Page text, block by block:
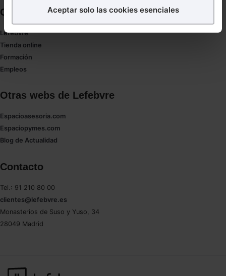
en la web sea óptima
Puedes
todas las cookies excepto aquellas imprescindibles.
También puedes
navegador. Si no seleccionas ninguna utilizaremos
Saber más acerca de las cookies
Aceptar solo las cookies esenciales
Corporativo
Lefebvre
Tienda online
Formación
Empleos
Otras webs de Lefebvre
Espacioasesoria.com
Espaciopymes.com
Blog de Actualidad
Contacto
Tel.: 91 210 80 00
clientes@lefebvre.es
Monasterios de Suso y Yuso, 34
28049 Madrid